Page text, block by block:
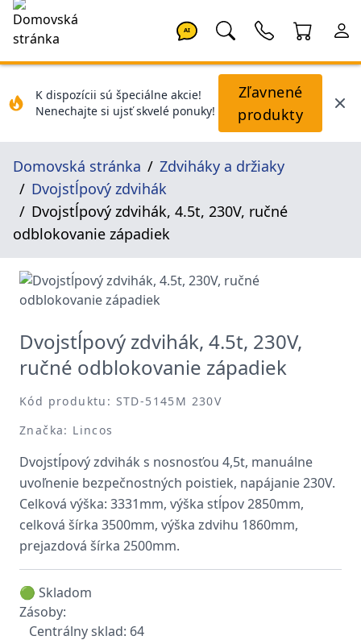
AI
K dispozícii sú špeciálne akcie!
Nenechajte si ujsť skvelé ponuky!
Zľavnené
produkty
Domovská stránka
Zdviháky a držiaky
Dvojstĺpový zdvihák
Dvojstĺpový zdvihák, 4.5t, 230V, ručné
odblokovanie západiek
Dvojstĺpový zdvihák, 4.5t, 230V,
ručné odblokovanie západiek
Kód produktu: STD-5145M 230V
Značka: Lincos
Dvojstĺpový zdvihák s nosnosťou 4,5t, manuálne
uvoľnenie bezpečnostných poistiek, napájanie 230V.
Celková výška: 3331mm, výška stĺpov 2850mm,
celková šírka 3500mm, výška zdvihu 1860mm,
prejazdová šírka 2500mm.
🟢 Skladom
Zásoby:
Centrálny sklad: 64